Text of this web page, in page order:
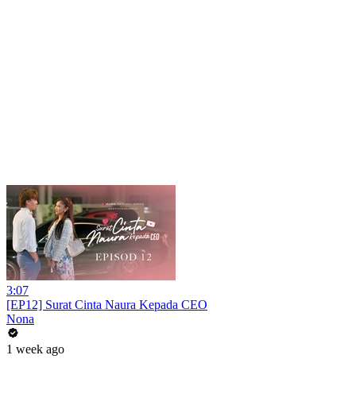
3:07
[EP12] Surat Cinta Naura Kepada CEO
Nona
1 week ago